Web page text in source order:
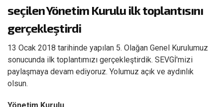
seçilen Yönetim Kurulu ilk toplantısını
gerçekleştirdi
13 Ocak 2018 tarihinde yapılan 5. Olağan Genel Kurulumuz
sonucunda ilk toplantımızı gerçekleştirdik. SEVGİ'mizi
paylaşmaya devam ediyoruz. Yolumuz açık ve aydınlık
olsun.